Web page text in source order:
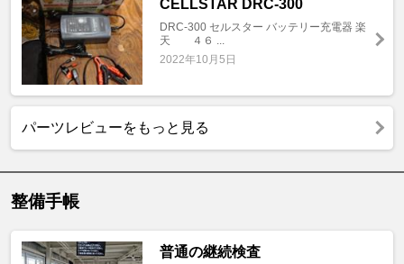
CELLSTAR DRC-300
DRC-300 セルスター バッテリー充電器 楽
天 ４６ ...
2022年10月5日
パーツレビューをもっと見る
整備手帳
普通の継続検査